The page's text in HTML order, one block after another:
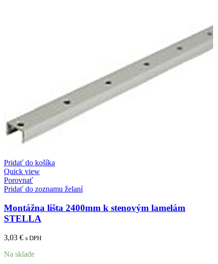
Pridať do košíka
Quick view
Porovnať
Pridať do zoznamu želaní
Montážna lišta 2400mm k stenovým lamelám
STELLA
3,03 € s DPH
Na sklade